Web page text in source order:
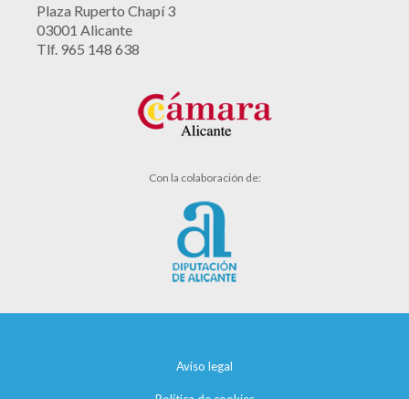
Plaza Ruperto Chapí 3
03001 Alicante
Tlf. 965 148 638
Con la colaboración de:
Aviso legal